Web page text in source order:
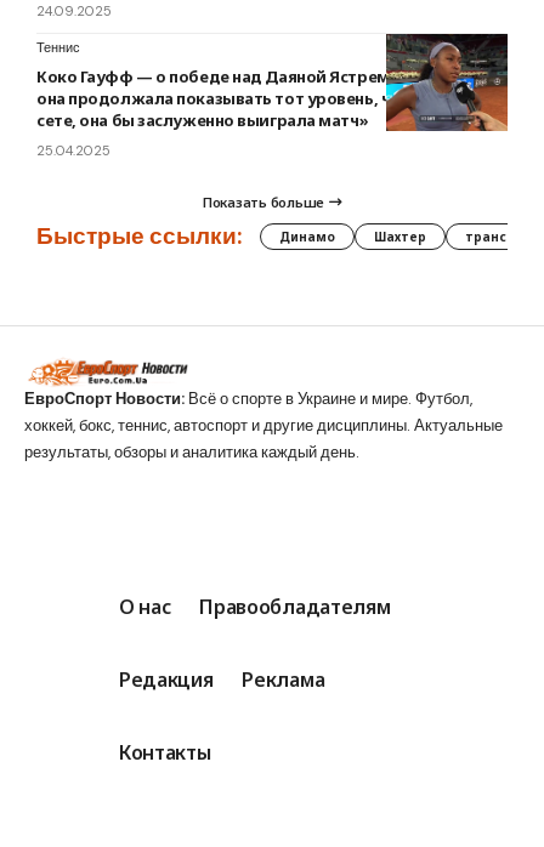
24.09.2025
Теннис
Коко Гауфф — о победе над Даяной Ястремской: «Если бы
она продолжала показывать тот уровень, что в первом
сете, она бы заслуженно выиграла матч»
25.04.2025
Показать больше
Быстрые ссылки: Динамо Шахтер трансферы
ЕвроСпорт Новости: Всё о спорте в Украине и мире. Футбол,
хоккей, бокс, теннис, автоспорт и другие дисциплины. Актуальные
результаты, обзоры и аналитика каждый день.
О нас Правообладателям
Редакция Реклама
Контакты